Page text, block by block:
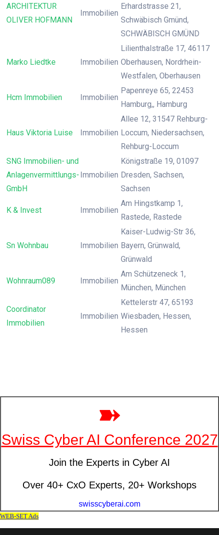
ARCHITEKTUR
OLIVER HOFMANN
Immobilien
Erhardstrasse 21,
Schwäbisch Gmünd,
SCHWÄBISCH GMÜND
Marko Liedtke Immobilien
Lilienthalstraße 17, 46117
Oberhausen, Nordrhein-
Westfalen, Oberhausen
Hcm Immobilien Immobilien
Papenreye 65, 22453
Hamburg,, Hamburg
Haus Viktoria Luise Immobilien
Allee 12, 31547 Rehburg-
Loccum, Niedersachsen,
Rehburg-Loccum
SNG Immobilien- und
Anlagenvermittlungs-
GmbH
Immobilien
Königstraße 19, 01097
Dresden, Sachsen,
Sachsen
K & Invest Immobilien
Am Hingstkamp 1,
Rastede, Rastede
Sn Wohnbau Immobilien
Kaiser-Ludwig-Str 36,
Bayern, Grünwald,
Grünwald
Wohnraum089 Immobilien
Am Schützeneck 1,
München, München
Coordinator
Immobilien
Immobilien
Kettelerstr 47, 65193
Wiesbaden, Hessen,
Hessen